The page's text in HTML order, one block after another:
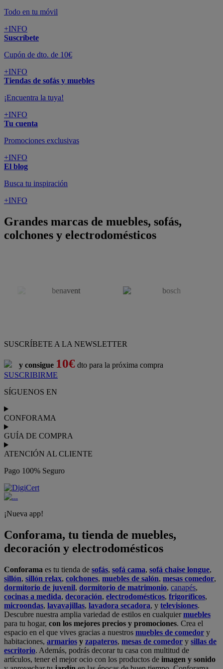
Todo en tu móvil
+INFO
Suscríbete
Cupón de dto. de 10€
+INFO
Tiendas de sofás y muebles
¡Encuentra la tuya!
+INFO
Tu cuenta
Promociones exclusivas
+INFO
El blog
Busca tu inspiración
+INFO
Grandes marcas de muebles, sofás,
colchones y electrodomésticos
SUSCRÍBETE A LA NEWSLETTER
y consigue 10€ dto para la próxima compra
SUSCRIBIRME
SÍGUENOS EN
CONFORAMA
GUÍA DE COMPRA
ATENCIÓN AL CLIENTE
Pago 100% Seguro
¡Nueva app!
Conforama, tu tienda de muebles,
decoración y electrodomésticos
Conforama es tu tienda de sofás, sofá cama, sofá chaise longue,
sillón, sillón relax, colchones, muebles de salón, mesas comedor,
dormitorio de juvenil, dormitorio de matrimonio, canapés,
cocinas a medida, decoración, electrodomésticos, frigoríficos,
microondas, lavavajillas, lavadora secadora, y televisiones.
Descubre nuestra amplia variedad de estilos en cualquiermuebles
para tu hogar, con los mejores precios y promociones. Crea el
espacio en el que vives gracias a nuestros muebles de comedor y
habitaciones, armarios y zapateros, mesas de comedor y sillas de
escritorio. Además, podrás decorar tu casa con multitud de
artículos, tener el mejor ocio con los productos de imagen y sonido